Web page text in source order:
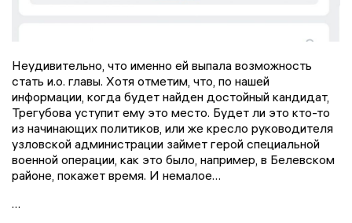
Неудивительно, что именно ей выпала возможность
стать и.о. главы. Хотя отметим, что, по нашей
информации, когда будет найден достойный кандидат,
Трегубова уступит ему это место. Будет ли это кто-то
из начинающих политиков, или же кресло руководителя
узловской администрации займет герой специальной
военной операции, как это было, например, в Белевском
районе, покажет время. И немалое…
…